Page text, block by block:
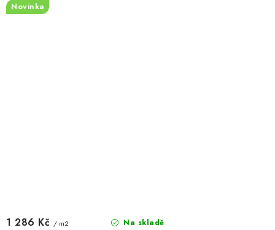
Novinka
Na skladě
1 286 Kč / m2